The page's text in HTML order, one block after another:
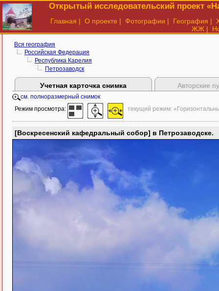
Открытый исследовательский проект
Главная | О проекте | Фотографии | География |
ЖЖ |
Вся география
Российская Федерация
Республика Карелия
Петрозаводск
Учетная карточка снимка Авторские
см. полноразмерный снимок
Режим просмотра: текущий режим:
[Воскресенский кафедральный собор] в Петрозаводске.